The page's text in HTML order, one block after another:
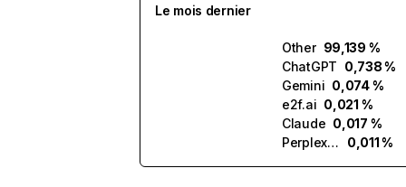
Le mois dernier
Other 99,139 %
ChatGPT 0,738 %
Gemini 0,074 %
e2f.ai 0,021 %
Claude 0,017 %
Perplexity
0,011 %